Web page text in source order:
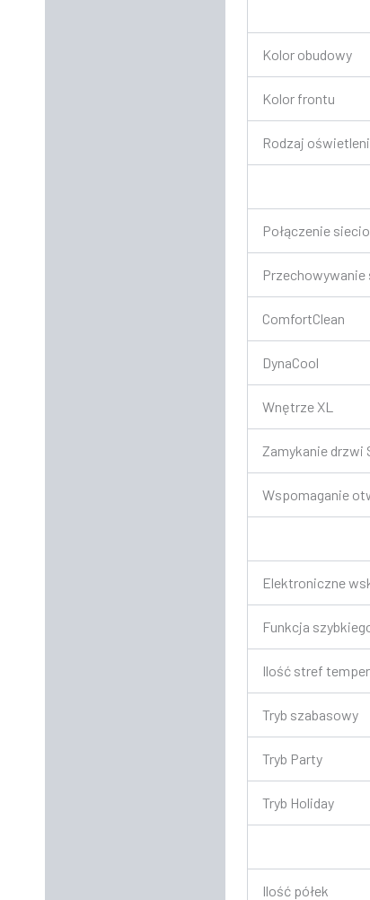
Kolor obudowy
Kolor frontu
Rodzaj
Połączenie
ComfortClean
DynaCool
Wnętrze XL
Zamykanie drzwi
Wspomaganie
Elektroniczne
Funkcja
Ilość stref
Tryb szabasowy
Tryb Party
Tryb Holiday
Ilość półek